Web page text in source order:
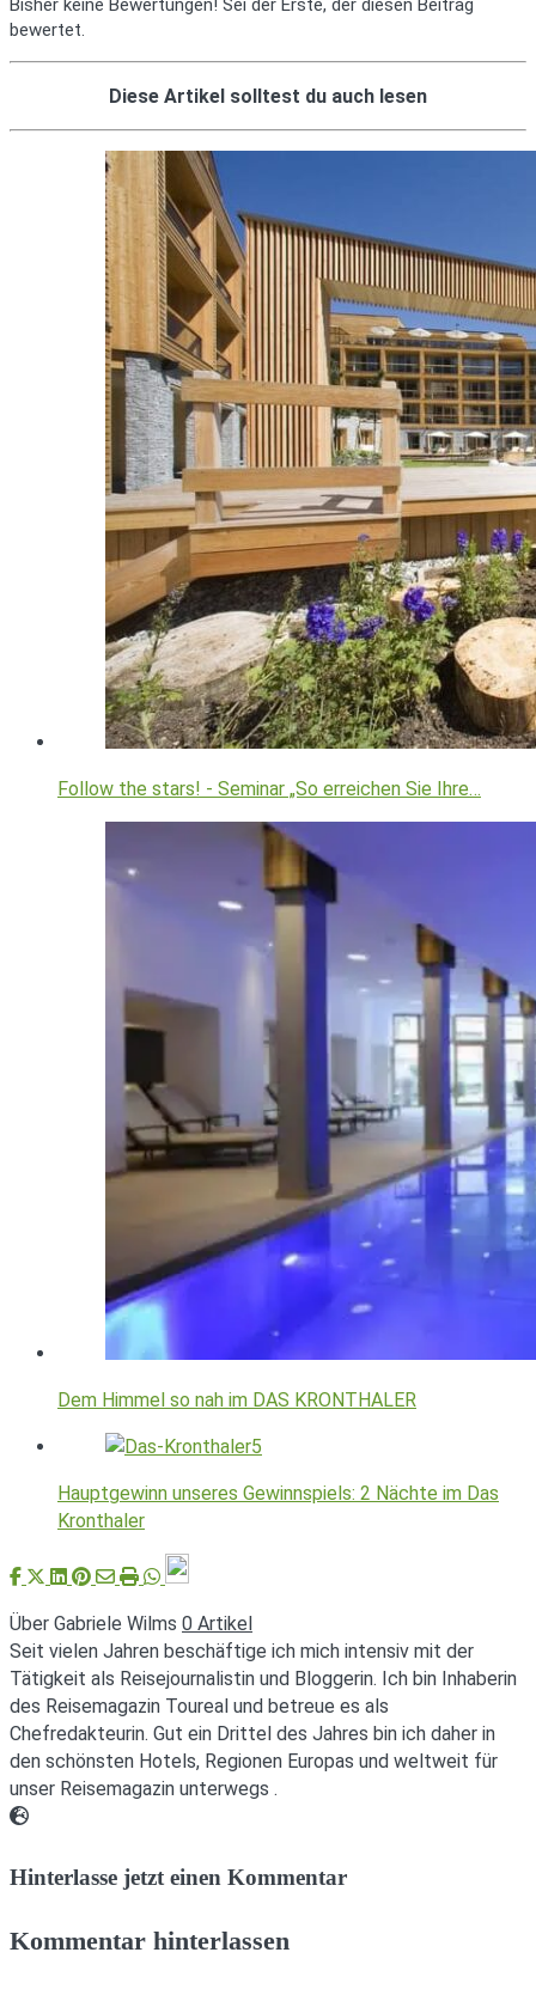
Bisher keine Bewertungen! Sei der Erste, der diesen Beitrag
bewertet.
Diese Artikel solltest du auch lesen
Follow the stars! - Seminar „So erreichen Sie Ihre…
Dem Himmel so nah im DAS KRONTHALER
Hauptgewinn unseres Gewinnspiels: 2 Nächte im Das
Kronthaler
Über Gabriele Wilms 0 Artikel
Seit vielen Jahren beschäftige ich mich intensiv mit der
Tätigkeit als Reisejournalistin und Bloggerin. Ich bin Inhaberin
des Reisemagazin Toureal und betreue es als
Chefredakteurin. Gut ein Drittel des Jahres bin ich daher in
den schönsten Hotels, Regionen Europas und weltweit für
unser Reisemagazin unterwegs .
Webseite
Hinterlasse jetzt einen Kommentar
Kommentar hinterlassen